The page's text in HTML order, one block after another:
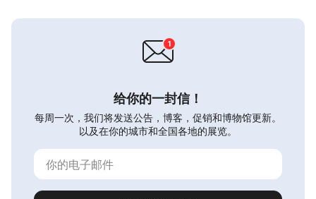
给你的一封信！
每周一次，我们将发送公告，博客，促销和博物馆更新。
以及在你的城市和全国各地的展览。